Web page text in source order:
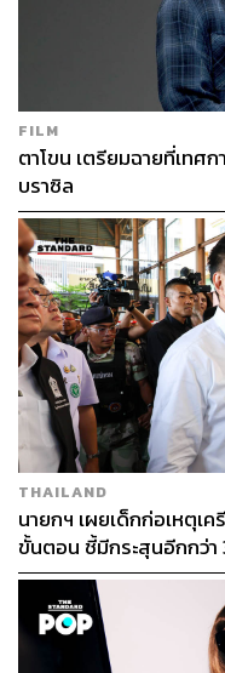
รายได้มหาศาล และคว
เมื่อเจาะไปถึงสาเหตุ
มองในมุมของวิสูตร เ
จิตแพทย์มีส่วนไม่น้อยที่ท
คนส่วนใหญ่เกิดความเ
กล้าพาตัวเองเข้าไปพบ
เนื่องจากกลัวว่าคนอื่น (
หรือเป็นบ้า! ขณะที่การเ
ของการไปสัมมนามากก
ฝั่งแครธรินบอกว่า “มนุ
มาแล้วอาจจะมีความสา
ใครมาคอยบอกว่าทำอ
คนอาจจะต้องค้นหาตัวเ
บางรายอายุ 30 ปีกว่าๆ แ
มีหน้าตักความต้องการแ
ความช่วยเหลือจึงมากน้
เกิดขึ้นมามากมายเพื่อต
โค้ชช่วยหาเป้าหมาย โ
เฉพาะด้าน ทำให้ตลาด
ต้องการของผู้บริโภคแ
และตามหลักจิตวิทยา
ความต้องการขั้นพื้นฐาน
FILM
ตาโขน เตรียมฉายที่เทศ
บราซิล
THAILAND
นายกฯ เผยเด็กก่อเหตุเค
ขั้นตอน ชี้มีกระสุนอีกกว่า
สูญเสียเพิ่ม